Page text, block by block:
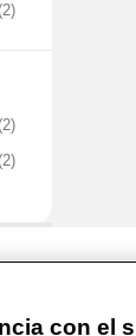
(2)
(2)
(2)
con el